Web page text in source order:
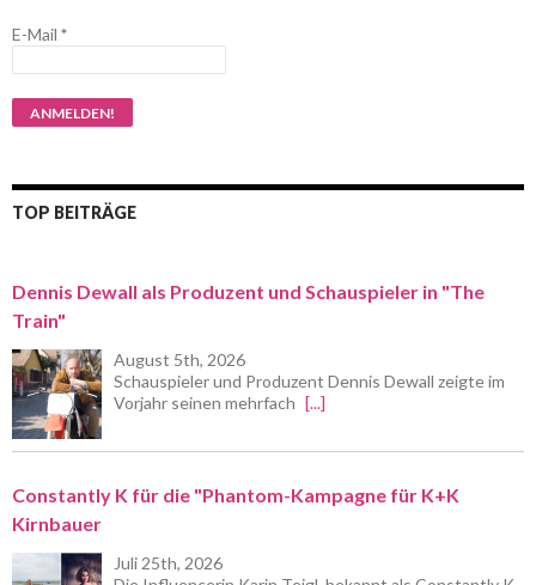
E-Mail *
TOP BEITRÄGE
Dennis Dewall als Produzent und Schauspieler in "The
Train"
August 5th, 2026
Schauspieler und Produzent Dennis Dewall zeigte im
Vorjahr seinen mehrfach
[...]
Constantly K für die "Phantom-Kampagne für K+K
Kirnbauer
Juli 25th, 2026